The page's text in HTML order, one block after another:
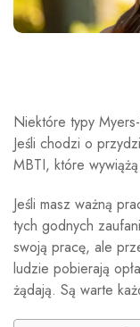
Niektóre typy
Jeśli chodzi o
MBTI, które
Jeśli masz ważną
tych godnych
swoją pracę, ale
ludzie pobierają
żądają. Są warte